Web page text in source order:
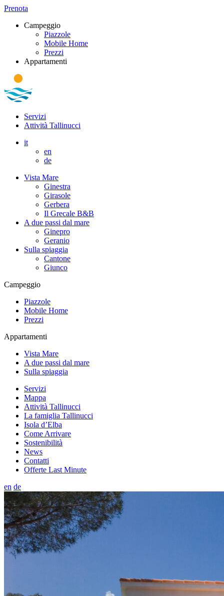
Prenota
Campeggio
Piazzole
Mobile Home
Prezzi
Appartamenti
Servizi
Attività Tallinucci
it
en
de
Vista Mare
Ginestra
Girasole
Gerbera
Il Grecale B&B
A due passi dal mare
Ginepro
Geranio
Sulla spiaggia
Cantone
Giunco
Campeggio
Piazzole
Mobile Home
Prezzi
Appartamenti
Vista Mare
A due passi dal mare
Sulla spiaggia
Servizi
Mappa
Attività Tallinucci
La famiglia Tallinucci
Isola d’Elba
Come Arrivare
Sostenibilità
News
Contatti
Offerte Last Minute
en de